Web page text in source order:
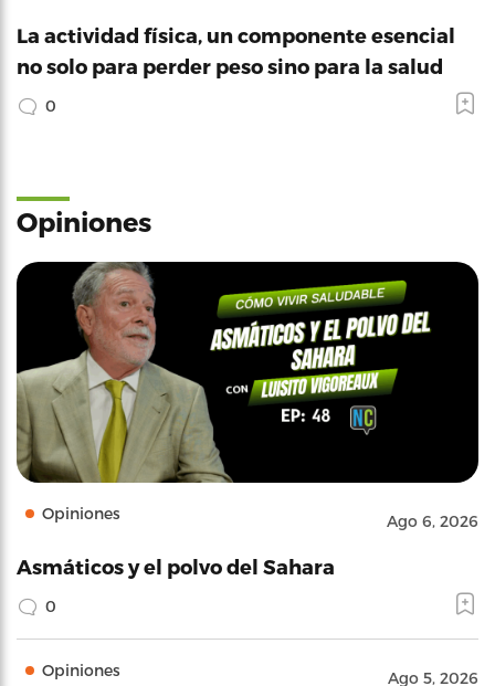
La actividad física, un componente esencial
no solo para perder peso sino para la salud
0
Opiniones
Opiniones Ago 6, 2026
Asmáticos y el polvo del Sahara
0
Opiniones Ago 5, 2026